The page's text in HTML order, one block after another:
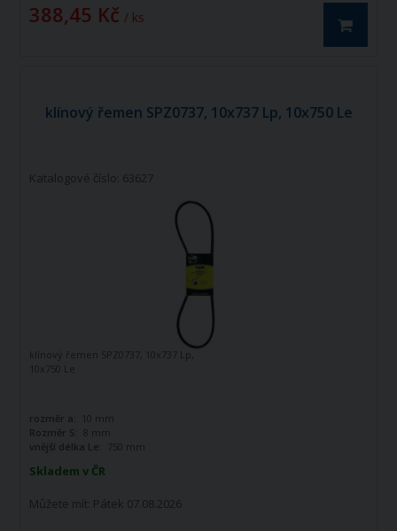
388,45 Kč / ks
klínový řemen SPZ0737, 10x737 Lp, 10x750 Le
Katalogové číslo: 63627
Skladem v ČR
Můžete mít: Pátek 07.08.2026
klínový řemen SPZ0737, 10x737 Lp,
10x750 Le
rozměr a:
10 mm
Rozměr S:
8 mm
vnější délka Le:
750 mm